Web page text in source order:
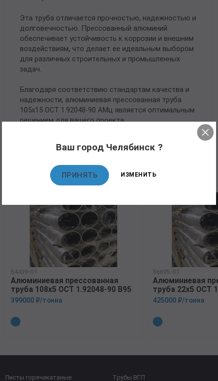
Эта труба отличается прочностью, надежностью и
долговечностью. Прессованный алюминий
обеспечивает устойчивость к коррозии и внешним
воздействиям, что делает ее идеальным выбором
для различных строительных и промышленных
задач.
Благодаря соответствию стандартам качества и
надежности, алюминиевая прессованная труба
105х15 ОСТ 1.92048-90 АМц является оптимальным
решением для вашего проекта.
Рекомендуемые товары
54439-01
Алюминиевая прессованная
труба 108х5 ОСТ 1.92048-90 В95
399000 ₽/тонна
56695-01
Алюминиевая
труба 22х5 ОСТ
425000 ₽/тонна
Листы горячекатаные
Трубы ВГП
Ваш город Челябинск ?
ПРИНЯТЬ ИЗМЕНИТЬ